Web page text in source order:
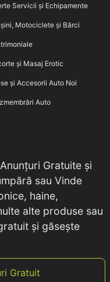
Servicii și Echipamente
Motociclete și Bărci
și Masaj Erotic
și Accesorii Auto Noi
Auto
Gratuite și
sau Vinde
haine,
alte produse sau
și găsește
Gratuit